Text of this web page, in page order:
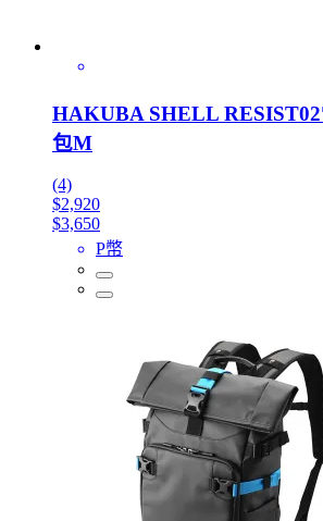
HAKUBA SHELL
包M
(4)
$2,920
$3,650
P幣